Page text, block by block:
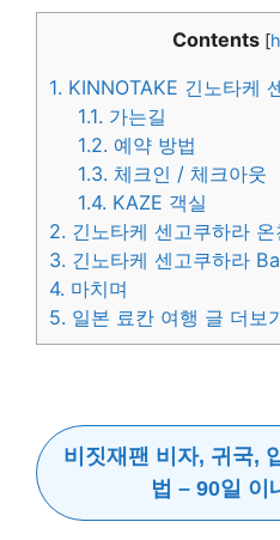
Contents [
1. KINNOTAKE 긴노타케
1.1. 가는길
1.2. 예약 방법
1.3. 체크인 / 체크아웃
1.4. KAZE 객실
2. 긴노타케 센고쿠하라 온
3. 긴노타케 센고쿠하라
4. 마치며
5. 일본 료칸 여행 글 더보
비짓재팬 비자, 귀국,
법 – 90일 이